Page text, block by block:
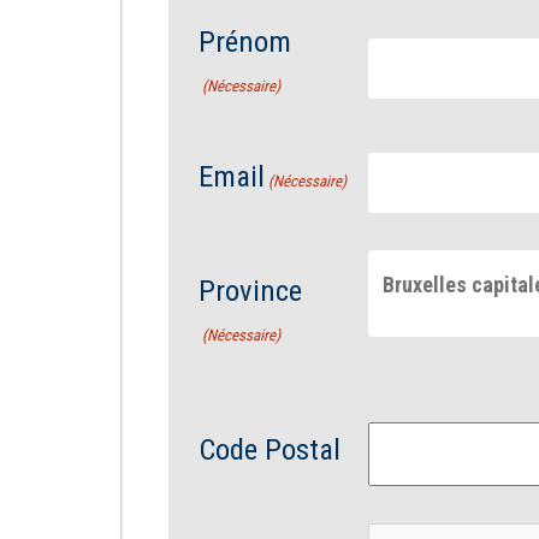
Prénom
(Nécessaire)
Email (Nécessaire)
Province
(Nécessaire)
Bruxelles
Code Postal